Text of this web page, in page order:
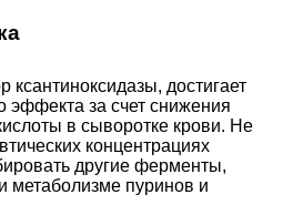
ксантиноксидазы, достигает
эффекта за счет снижения
в сыворотке крови. Не
концентрациях
другие ферменты,
метаболизме пуринов и